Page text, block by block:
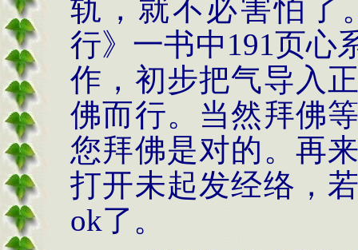
轨，就不必害怕了
行》一书中191页心
作，初步把气导入
佛而行。当然拜佛
您拜佛是对的。再
打开未起发经络，
ok了。